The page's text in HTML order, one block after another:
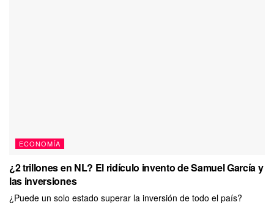
ECONOMÍA
¿2 trillones en NL? El ridículo invento de Samuel García y
las inversiones
¿Puede un solo estado superar la inversión de todo el país?